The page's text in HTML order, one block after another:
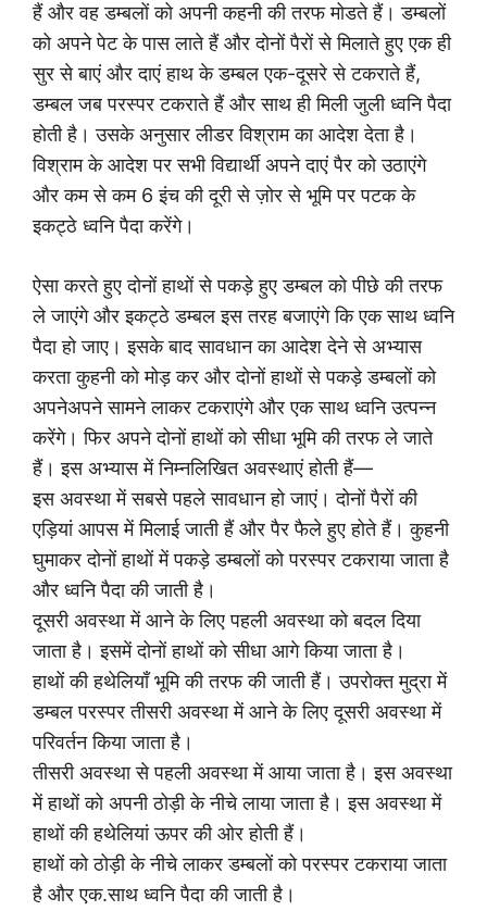
हैं और वह डम्बलों को अपनी कहनी की तरफ मोडते हैं। डम्बलों
को अपने पेट के पास लाते हैं और दोनों पैरों से मिलाते हुए एक ही
सुर से बाएं और दाएं हाथ के डम्बल एक-दूसरे से टकराते हैं,
डम्बल जब परस्पर टकराते हैं और साथ ही मिली जुली ध्वनि पैदा
होती है। उसके अनुसार लीडर विश्राम का आदेश देता है।
विश्राम के आदेश पर सभी विद्यार्थी अपने दाएं पैर को उठाएंगे
और कम से कम 6 इंच की दूरी से ज़ोर से भूमि पर पटक के
इकट्ठे ध्वनि पैदा करेंगे।
ऐसा करते हुए दोनों हाथों से पकड़े हुए डम्बल को पीछे की तरफ
ले जाएंगे और इकट्ठे डम्बल इस तरह बजाएंगे कि एक साथ ध्वनि
पैदा हो जाए। इसके बाद सावधान का आदेश देने से अभ्यास
करता कुहनी को मोड़ कर और दोनों हाथों से पकड़े डम्बलों को
अपनेअपने सामने लाकर टकराएंगे और एक साथ ध्वनि उत्पन्न
करेंगे। फिर अपने दोनों हाथों को सीधा भूमि की तरफ ले जाते
हैं। इस अभ्यास में निम्नलिखित अवस्थाएं होती हैं—
इस अवस्था में सबसे पहले सावधान हो जाएं। दोनों पैरों की
एड़ियां आपस में मिलाई जाती हैं और पैर फैले हुए होते हैं। कुहनी
घुमाकर दोनों हाथों में पकड़े डम्बलों को परस्पर टकराया जाता है
और ध्वनि पैदा की जाती है।
दूसरी अवस्था में आने के लिए पहली अवस्था को बदल दिया
जाता है। इसमें दोनों हाथों को सीधा आगे किया जाता है।
हाथों की हथेलियाँ भूमि की तरफ की जाती हैं। उपरोक्त मुद्रा में
डम्बल परस्पर तीसरी अवस्था में आने के लिए दूसरी अवस्था में
परिवर्तन किया जाता है।
तीसरी अवस्था से पहली अवस्था में आया जाता है। इस अवस्था
में हाथों को अपनी ठोड़ी के नीचे लाया जाता है। इस अवस्था में
हाथों की हथेलियां ऊपर की ओर होती हैं।
हाथों को ठोड़ी के नीचे लाकर डम्बलों को परस्पर टकराया जाता
है और एक.साथ ध्वनि पैदा की जाती है।